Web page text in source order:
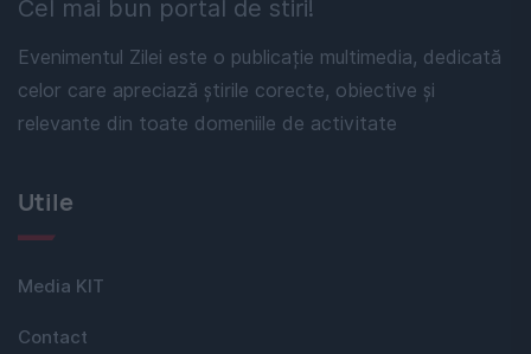
Cel mai bun portal de stiri!
Evenimentul Zilei este o publicație multimedia, dedicată
celor care apreciază știrile corecte, obiective și
relevante din toate domeniile de activitate
Utile
Media KIT
Contact